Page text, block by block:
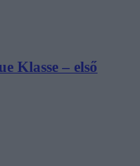
Klasse – első